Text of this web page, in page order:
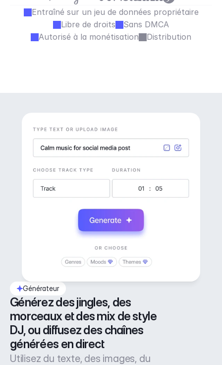
Entraîné sur un jeu de données propriétaire
Libre de droits
Sans DMCA
Autorisé à la monétisation
Distribution
Générateur
Générez des jingles, des
morceaux et des mix de style
DJ, ou diffusez des chaînes
générées en direct
Utilisez du texte, des images, du